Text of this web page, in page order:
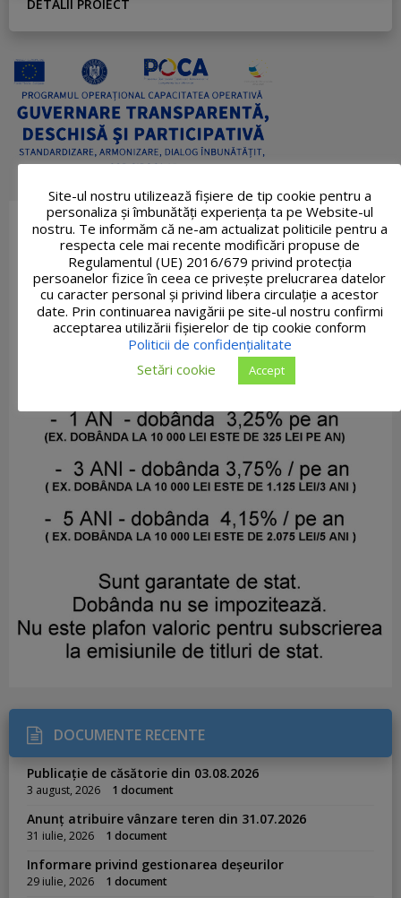
DETALII PROIECT
DOCUMENTE RECENTE
Publicație de căsătorie din 03.08.2026
3 august, 2026 1 document
Anunț atribuire vânzare teren din 31.07.2026
31 iulie, 2026 1 document
Informare privind gestionarea deșeurilor
29 iulie, 2026 1 document
Site-ul nostru utilizează fişiere de tip cookie pentru a
personaliza și îmbunătăți experiența ta pe Website-ul
nostru. Te informăm că ne-am actualizat politicile pentru a
respecta cele mai recente modificări propuse de
Regulamentul (UE) 2016/679 privind protecția
persoanelor fizice în ceea ce privește prelucrarea datelor
cu caracter personal și privind libera circulație a acestor
date. Prin continuarea navigării pe site-ul nostru confirmi
acceptarea utilizării fişierelor de tip cookie conform
Politicii de confidențialitate
Setări cookie
Accept